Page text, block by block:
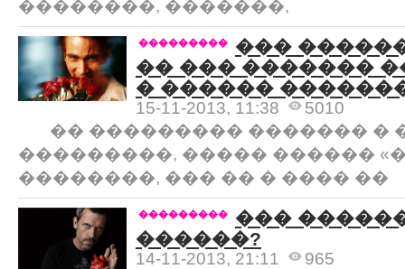
��������, �������,
���������
���
�� ��� �������
� ������
15-11-2013, 11:38
5010
�� ��������� ������� �
���������, ����� ������
��������, ��� �� � ���� ��
���������
���
������?
14-11-2013, 21:11
965